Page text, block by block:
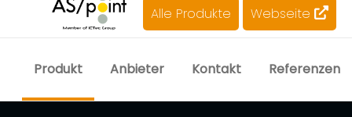
Produkt Anbieter Kontakt Referenzen
Alle Produkte Webseite